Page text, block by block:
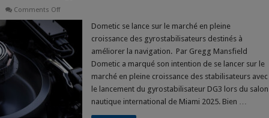
Comments Offon
assurée
:
le
nouveau
gyrostabilisateur
de
Dometic
Dometic se lance sur le marché en pleine
croissance des gyrostabilisateurs destinés à
améliorer la navigation. Par Gregg Mansfield
Dometic a marqué son intention de se lancer sur le
marché en pleine croissance des stabilisateurs avec
le lancement du gyrostabilisateur DG3 lors du salon
nautique international de Miami 2025. Bien …